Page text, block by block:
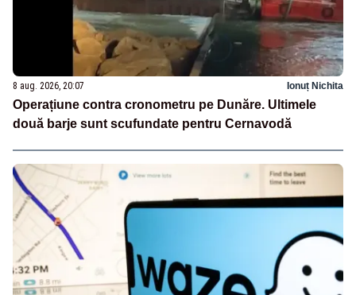
8 aug. 2026, 20:07 Ionuț Nichita
Operațiune contra cronometru pe Dunăre. Ultimele
două barje sunt scufundate pentru Cernavodă